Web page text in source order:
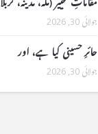
جولائی 30, 2026
حائرِ حسینی کیا ہے، اور
جولائی 30, 2026